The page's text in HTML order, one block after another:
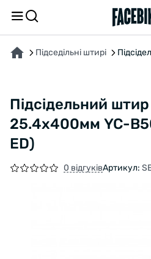
Підседільні штирі
Підсідельний
25.4x400мм YC-
ED)
0 відгуківАртикул:
ПРО ТОВАР ХАРАКТЕРИСТИКИОПИС